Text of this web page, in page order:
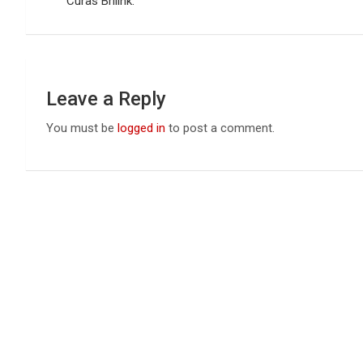
o
k
p
p
Leave a Reply
You must be logged in to post a comment.